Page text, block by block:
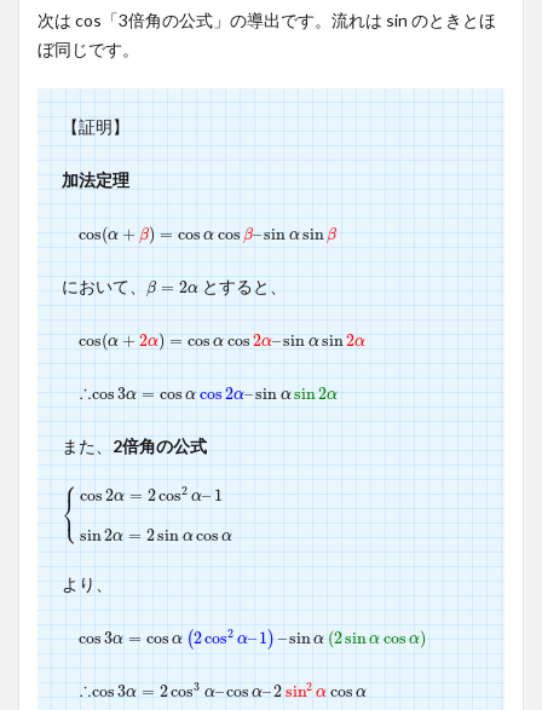
次は cos「3倍角の公式」の導出です。流れは sin のときとほ
ぼ同じです。
【証明】
加法定理
cos(α + β) = cosαcos β–sinαsin β
cos(α+β)=cosαcosβ–sinαsinβ
において、β = 2α
β=2α とすると、
cos(α +2α) = cosα cos2α–sin αsin2α
cos(α+2α)=cosαcos2α–sinαsin2α
∴cos3α = cosα cos2α–sinαsin2α
cos3α=cosαcos2α–sinαsin2α
また、2倍角の公式
⎧
⎩
⎨cos2α = 2cos2 α–1
sin2α = 2sin αcosα
{cos2α=2cos2α–1sin2α=2sinαcosα
より、
cos3α = cosα(2cos2 α–1)–sinα(2sinαcosα)
cos3α=cosα(2cos2α–1)–sinα(2sinαcosα)
∴cos3α = 2cos3 α–cos α–2sin2 α cos α
cos3α =2 cos3α –cosα–2sin2αcosα